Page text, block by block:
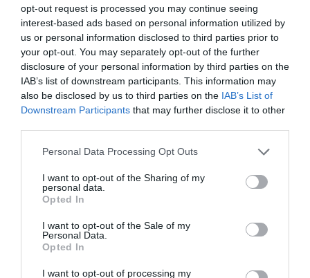
opt-out request is processed you may continue seeing
interest-based ads based on personal information utilized by
us or personal information disclosed to third parties prior to
your opt-out. You may separately opt-out of the further
disclosure of your personal information by third parties on the
IAB’s list of downstream participants. This information may
also be disclosed by us to third parties on the IAB’s List of
Downstream Participants that may further disclose it to other
Please note that this website/app uses one or more Google
not limited to your visit or usage behaviour. You may click to
grant or deny consent to Google and its third-party tags to
use your data for below specified purposes in below Google
consent section.
Personal Data Processing Opt Outs
I want to opt-out of the Sharing of my
personal data.
Opted In
I want to opt-out of the Sale of my
Personal Data.
Opted In
I want to opt-out of processing my
Próbáld ki, és hidd el, a tej és liszt hiánya egyáltalán nem
vesz el semmit az élvezetből – sőt, talán még jobban is
fog ízleni, mint a hagyományos változat!
Megosztás: Facebook Twitter Pinterest
recept ,liszt
Korábbi bejegyzések Következő bejegyzés
HASONLÓ BEJEGYZÉSEK